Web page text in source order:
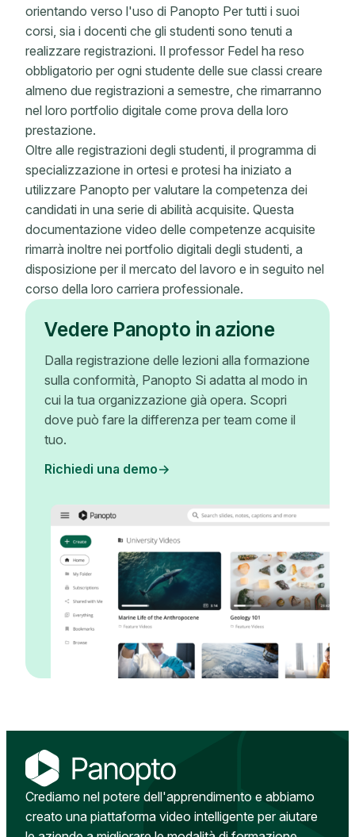
orientando verso l'uso di Panopto Per tutti i suoi
corsi, sia i docenti che gli studenti sono tenuti a
realizzare registrazioni. Il professor Fedel ha reso
obbligatorio per ogni studente delle sue classi creare
almeno due registrazioni a semestre, che rimarranno
nel loro portfolio digitale come prova della loro
prestazione.
Oltre alle registrazioni degli studenti, il programma di
specializzazione in ortesi e protesi ha iniziato a
utilizzare Panopto per valutare la competenza dei
candidati in una serie di abilità acquisite. Questa
documentazione video delle competenze acquisite
rimarrà inoltre nei portfolio digitali degli studenti, a
disposizione per il mercato del lavoro e in seguito nel
corso della loro carriera professionale.
Vedere Panopto in azione
Dalla registrazione delle lezioni alla formazione
sulla conformità, Panopto Si adatta al modo in
cui la tua organizzazione già opera. Scopri
dove può fare la differenza per team come il
tuo.
Richiedi una demo
Crediamo nel potere dell'apprendimento e abbiamo
creato una piattaforma video intelligente per aiutare